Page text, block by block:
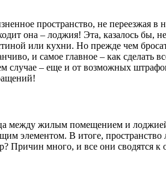
пространство, не переезжая в
она – лоджия! Эта, казалось бы,
или кухни. Но прежде чем
и самое главное – как
случае – еще и от возможных
между жилым помещением и
элементом. В итоге,
Причин много, и все они сводятся